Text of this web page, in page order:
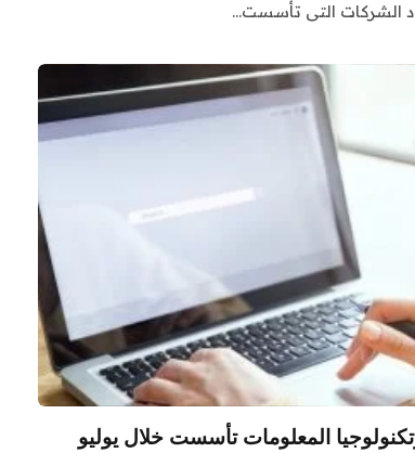
الشركات التى تأسست…
المعلومات تأسست خلال يوليو